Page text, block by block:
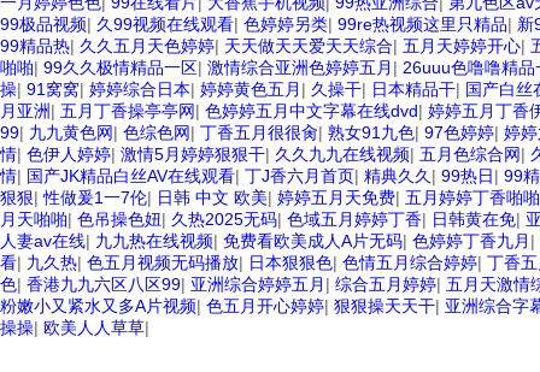
99极品视频| 久99视频在线观看| 色婷婷另类| 99re热视频这里只精品| 新
99精品热| 久久五月天色婷婷| 天天做天天爱天天综合| 五月天婷婷开心|
啪啪| 99久久极情精品一区| 激情综合亚洲色婷婷五月 | 26uuu色噜噜精品
操| 91窝窝| 婷婷综合日本| 婷婷黄色五月 | 久操干| 日本精品干| 国产白丝
月亚洲| 五月丁香操亭亭网| 色婷婷五月中文字幕在线dvd| 婷婷五月丁香
99| 九九黄色网| 色综色网| 丁香五月很很肏| 熟女91九色| 97色婷婷| 婷
情| 色伊人婷婷| 激情5月婷婷狠狠干| 久久九九在线视频| 五月色综合网|
情| 国产JK精品白丝AV在线观看| 丁J香六月首页| 精典久久 | 99热日| 99
狠狠|性做爰1一7伦| 日韩 中文 欧美| 婷婷五月天免费| 五月婷婷丁香啪啪
月天啪啪| 色吊操色妞| 久热2025无码| 色域五月婷婷丁香| 日韩黄在免|
人妻av在线| 九九热在线视频| 免费看欧美成人A片无码| 色婷婷丁香九月 |
看| 九久热| 色五月视频无码播放| 日本狠狠色| 色情五月综合婷婷| 丁香
色| 香港九九六区八区99| 亚洲综合婷婷五月 | 综合五月婷婷| 五月天激情
粉嫩小又紧水又多A片视频| 色五月开心婷婷| 狠狠操天天干| 亚洲综合字
操操| 欧美人人草草|